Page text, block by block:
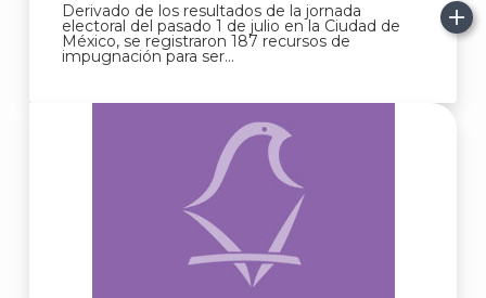
Derivado de los resultados de la jornada
electoral del pasado 1 de julio en la Ciudad de
México, se registraron 187 recursos de
impugnación para ser...